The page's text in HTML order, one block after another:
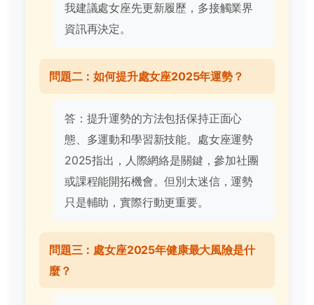
我建議處女座先更新履歷，多接觸業界
資訊再決定。
問題二：如何提升處女座2025年運勢？
答：提升運勢的方法包括保持正面心
態、多運動和學習新技能。處女座運勢
2025指出，人際網絡是關鍵，參加社團
或課程能開拓機會。但別太迷信，運勢
只是輔助，實際行動更重要。
問題三：處女座2025年健康最大風險是什
麼？